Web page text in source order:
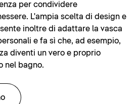
per condividere
L'ampia scelta di design e
inoltre di adattare la vasca
e fa sì che, ad esempio,
diventi un vero e proprio
nel bagno.